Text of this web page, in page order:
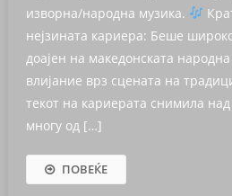
изворна/народна музика.
нејзината кариера: Беше
доајен на македонската
влијание врз сцената на
текот на кариерата снимила
многу од […]
ПОВЕЌЕ